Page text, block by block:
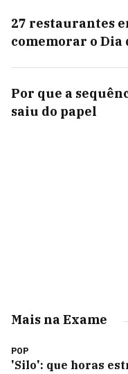
27 restaurantes
comemorar o Dia
Por que a
saiu do papel
Mais na Exame
POP
'Silo': que horas